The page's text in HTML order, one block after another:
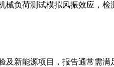
负荷测试模拟风振效应，检
新能源项目，报告通常需满